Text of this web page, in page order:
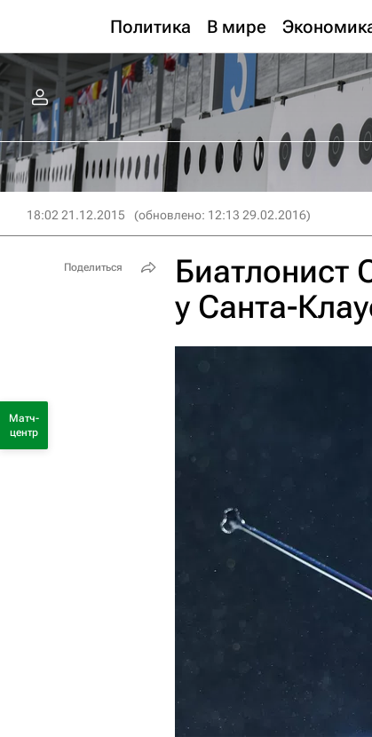
Политика В мире
18:02 21.12.2015 (обновлено: 12:13 29.02.2016)
Биатлонист
у Санта-
Поделиться
Матч-
центр